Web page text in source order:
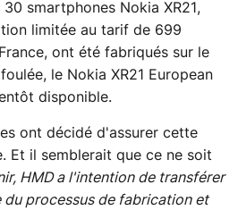
smartphones Nokia XR21,
limitée au tarif de 699
ont été fabriqués sur le
le Nokia XR21 European
disponible.
ont décidé d'assurer cette
Et il semblerait que ce ne soit
HMD a l'intention de transférer
du processus de fabrication et